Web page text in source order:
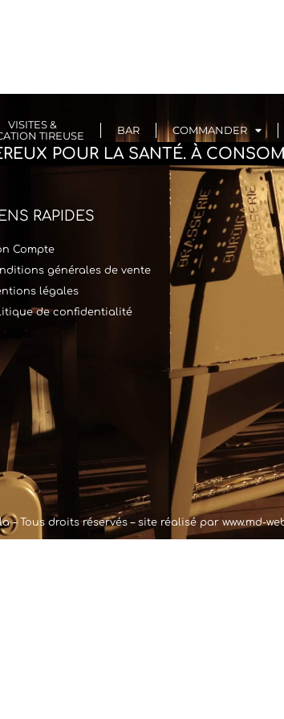
VISITES &
TIREUSE
BAR COMMANDER
POUR LA SANTÉ. À
RAPIDES
Compte
générales de vente
légales
de confidentialité
– Tous droits réservés – site réalisé par www.md-